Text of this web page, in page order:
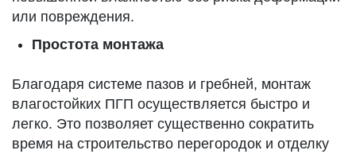
или повреждения.
Простота монтажа
Благодаря системе пазов и гребней, монтаж
влагостойких ПГП осуществляется быстро и
легко. Это позволяет существенно сократить
время на строительство перегородок и отделку